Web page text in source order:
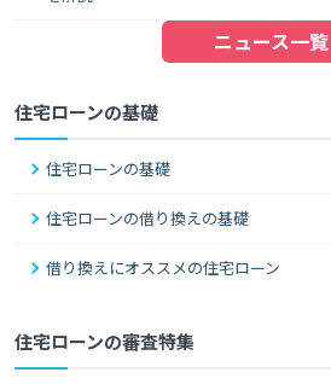
ニュース一覧
住宅ローンの基礎
住宅ローンの基礎
住宅ローンの借り換えの基礎
借り換えにオススメの住宅ローン
住宅ローンの審査特集